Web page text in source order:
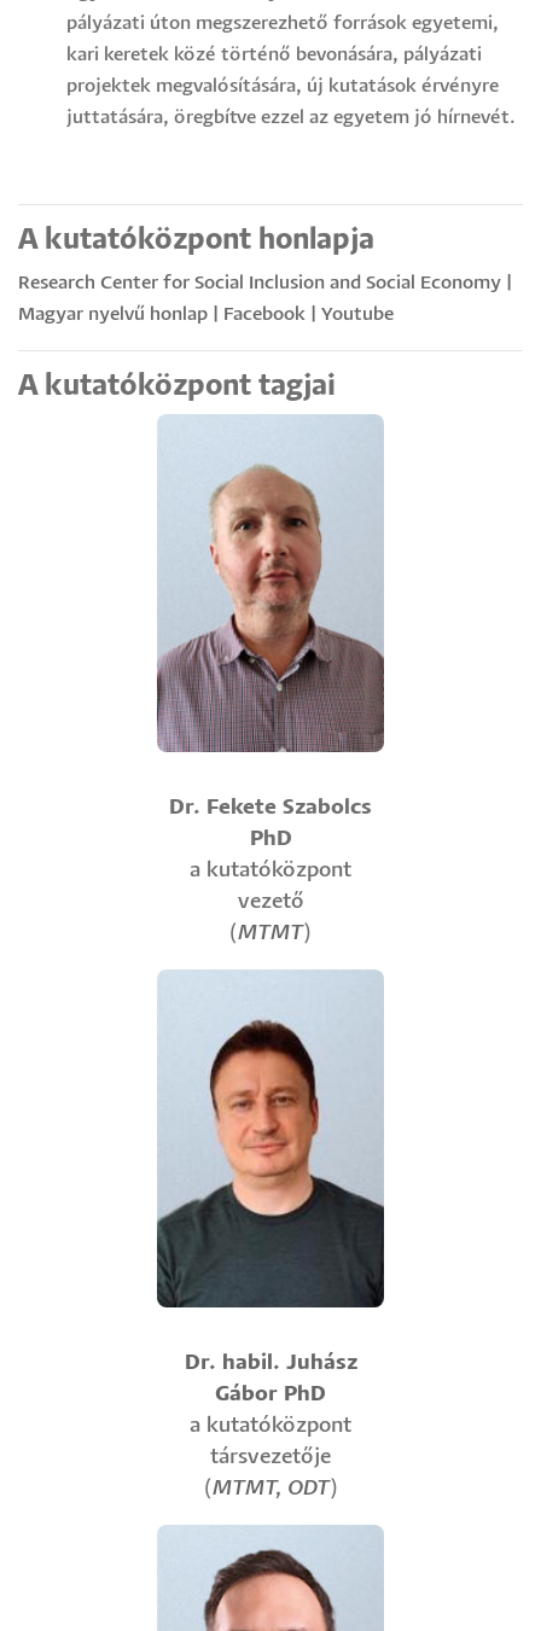
pályázati úton megszerezhető források egyetemi,
kari keretek közé történő bevonására, pályázati
projektek megvalósítására, új kutatások érvényre
juttatására, öregbítve ezzel az egyetem jó hírnevét.
A kutatóközpont honlapja
Research Center for Social Inclusion and Social Economy
Magyar nyelvű honlap
| Facebook | Youtube
A kutatóközpont tagjai
Dr. Fekete Szabolcs
PhD
a kutatóközpont
vezető
(MTMT)
Dr. habil. Juhász
Gábor PhD
a kutatóközpont
társvezetője
(MTMT, ODT)